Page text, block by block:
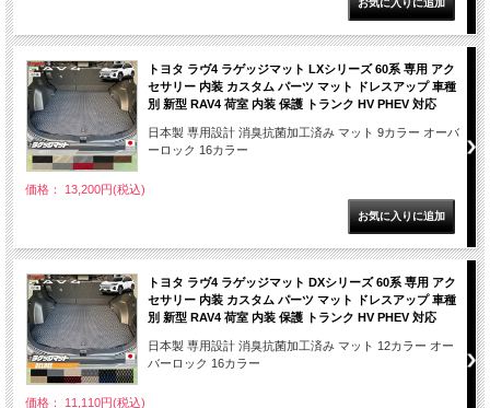
トヨタ ラヴ4 ラゲッジマット LXシリーズ 60系 専用 アク
セサリー 内装 カスタム パーツ マット ドレスアップ 車種
別 新型 RAV4 荷室 内装 保護 トランク HV PHEV 対応
日本製 専用設計 消臭抗菌加工済み マット 9カラー オーバ
ーロック 16カラー
価格： 13,200円(税込)
トヨタ ラヴ4 ラゲッジマット DXシリーズ 60系 専用 アク
セサリー 内装 カスタム パーツ マット ドレスアップ 車種
別 新型 RAV4 荷室 内装 保護 トランク HV PHEV 対応
日本製 専用設計 消臭抗菌加工済み マット 12カラー オー
バーロック 16カラー
価格： 11,110円(税込)